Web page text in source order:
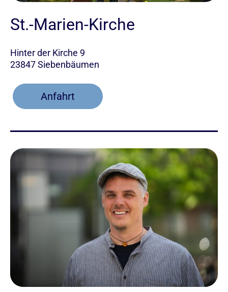
St.-Marien-Kirche
Hinter der Kirche 9
23847 Siebenbäumen
Anfahrt